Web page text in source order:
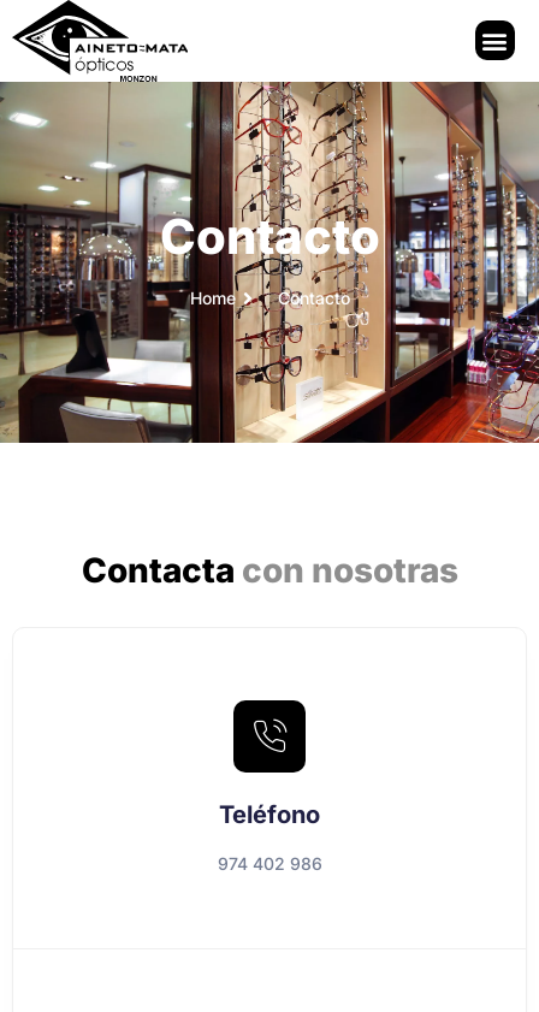
Contacto
Home Contacto
Contacta con nosotras
Teléfono
974 402 986